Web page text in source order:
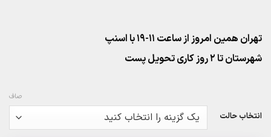
تهران همین امروز از ساعت ۱۱-۱۹ با اسنپ
شهرستان تا 2 روز کاری تحویل پست
انتخاب حالت
صاف